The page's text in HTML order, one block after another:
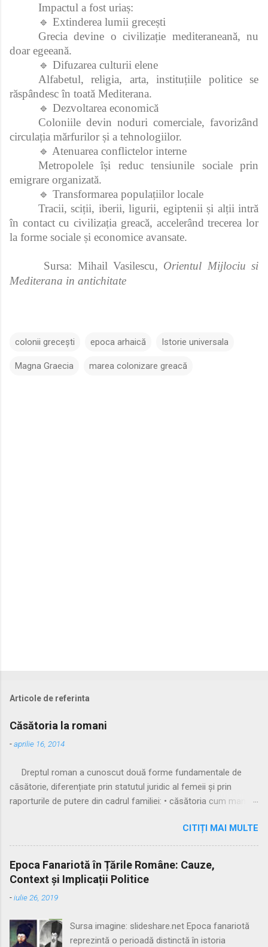
Impactul a fost uriaș:
🔹 Extinderea lumii grecești
Grecia devine o civilizație mediteraneană, nu
doar egeeană.
🔹 Difuzarea culturii elene
Alfabetul, religia, arta, instituțiile politice se
răspândesc în toată Mediterana.
🔹 Dezvoltarea economică
Coloniile devin noduri comerciale, favorizând
circulația mărfurilor și a tehnologiilor.
🔹 Atenuarea conflictelor interne
Metropolele își reduc tensiunile sociale prin
emigrare organizată.
🔹 Transformarea populațiilor locale
Tracii, sciții, iberii, ligurii, egiptenii și alții intră
în contact cu civilizația greacă, accelerând trecerea lor
la forme sociale și economice avansate.
Sursa: Mihail Vasilescu, Orientul Mijlociu si
Mediterana in antichitate
colonii grecești epoca arhaică Istorie universala
Magna Graecia marea colonizare greacă
Articole de referinta
Căsătoria la romani
-aprilie 16, 2014
Dreptul roman a cunoscut două forme fundamentale de
căsătorie, diferențiate prin statutul juridic al femeii și prin
raporturile de putere din cadrul familiei: • căsătoria cum manus
și practicată a fost căsătoria cu manus, prin care femeia
trecea sub autoritatea soțului, devenind parte a familiei
acestuia. Spre sfârșitul Republicii, tot mai multe femei au
început să evite această subordonare, trăind în uniuni
nelegitime. Pentru a limita fenomenul, romanii au recunoscut și
căsătoria fără manus, care permitea femeii să rămână sub
autonomia patrimonială. ⚖️ Formele căsătoriei cu manus
Căsătoria cum manus putea fi încheiată în trei modalități
CITIȚI MAI MULTE
Epoca Fanariotă în Țările Române: Cauze,
Context și Implicații Politice
-iulie 26, 2019
Sursa imagine: slideshare.net Epoca fanariotă
reprezintă o perioadă distinctă în istoria